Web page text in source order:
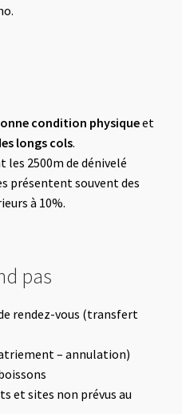
condition physiqueet
longs cols.
les 2500m de dénivelé
présentent souvent des
à 10%.
pas
rendez-vous (transfert
– annulation)
et sites non prévus au